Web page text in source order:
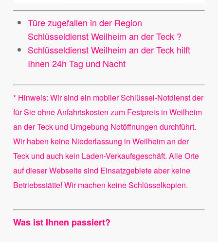
Türe zugefallen in der Region
Schlüsseldienst Weilheim an der Teck ?
Schlüsseldienst Weilheim an der Teck hilft
Ihnen 24h Tag und Nacht
* Hinweis: Wir sind ein mobiler Schlüssel-Notdienst der
für Sie ohne Anfahrtskosten zum Festpreis in Weilheim
an der Teck und Umgebung Notöffnungen durchführt.
Wir haben keine Niederlassung in Weilheim an der
Teck und auch kein Laden-Verkaufsgeschäft. Alle Orte
auf dieser Webseite sind Einsatzgebiete aber keine
Betriebsstätte! Wir machen keine Schlüsselkopien.
Was ist Ihnen passiert?